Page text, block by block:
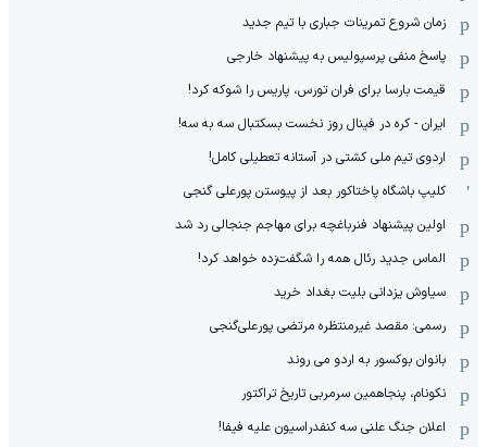
زمان شروع تمرینات جباری با تیم جدید
پاسخ منفی پرسپولیس به پیشنهاد خارجی
قیمت بارسا برای فران تورس، پاریس را شوکه کرد!
ایران - کره در فینال روز نخست بسکتبال سه به سه!
اردوی تیم ملی کشتی در آستانه تعطیلی کامل!
کلیپ باشگاه پاختاکور بعد از پیوستن پورعلی گنجی
اولین پیشنهاد فنرباغچه برای مهاجم جنجالی رد شد
الماس جدید رئال همه را شگفت‌زده خواهد کرد!
سیاوش یزدانی بلیت بغداد خرید
رسمی: مقصد غیرمنتظره مرتضی پورعلی‌گنجی
بانوان بوکسور به اردو می روند
نکونام، پنجاهمین سرمربی تاریخ تراکتور
اعلان جنگ علنی سه کنفدراسیون علیه فیفا!